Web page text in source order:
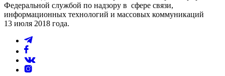
Федеральной службой по надзору в сфере связи,
информационных технологий и массовых коммуникаций
13 июля 2018 года.